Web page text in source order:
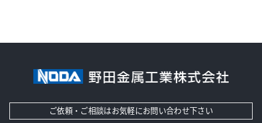
ご依頼・ご相談はお気軽にお問い合わせ下さい